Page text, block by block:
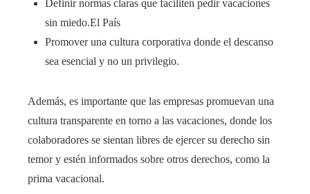
Definir normas claras que faciliten pedir vacaciones
sin miedo.​El País
Promover una cultura corporativa donde el descanso
sea esencial y no un privilegio.​
Además, es importante que las empresas promuevan una
cultura transparente en torno a las vacaciones, donde los
colaboradores se sientan libres de ejercer su derecho sin
temor y estén informados sobre otros derechos, como la
prima vacacional.​